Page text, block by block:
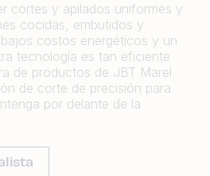
cortes y apilados uniformes y
cocidas, embutidos y
costos energéticos y un
tecnología es tan eficiente
de productos de JBT Marel
de corte de precisión para
por delante de la